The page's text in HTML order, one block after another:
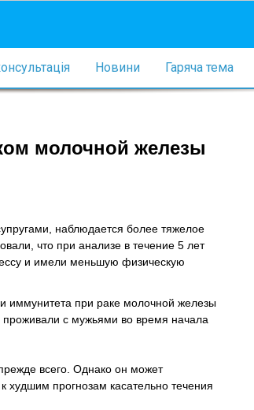
Новини Гаряча тема
молочной железы
наблюдается более тяжелое
что при анализе в течение 5 лет
и имели меньшую физическую
иммунитета при раке молочной железы
с мужьями во время начала
всего. Однако он может
худшим прогнозам касательно течения